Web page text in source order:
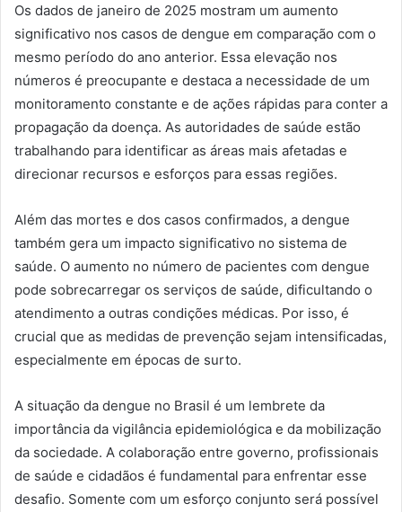
Os dados de janeiro de 2025 mostram um aumento
significativo nos casos de dengue em comparação com o
mesmo período do ano anterior. Essa elevação nos
números é preocupante e destaca a necessidade de um
monitoramento constante e de ações rápidas para conter a
propagação da doença. As autoridades de saúde estão
trabalhando para identificar as áreas mais afetadas e
direcionar recursos e esforços para essas regiões.
Além das mortes e dos casos confirmados, a dengue
também gera um impacto significativo no sistema de
saúde. O aumento no número de pacientes com dengue
pode sobrecarregar os serviços de saúde, dificultando o
atendimento a outras condições médicas. Por isso, é
crucial que as medidas de prevenção sejam intensificadas,
especialmente em épocas de surto.
A situação da dengue no Brasil é um lembrete da
importância da vigilância epidemiológica e da mobilização
da sociedade. A colaboração entre governo, profissionais
de saúde e cidadãos é fundamental para enfrentar esse
desafio. Somente com um esforço conjunto será possível